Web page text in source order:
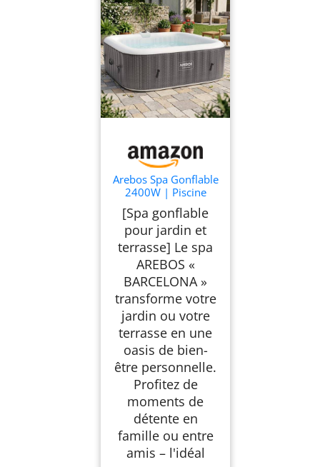
Arebos Spa Gonflable
2400W | Piscine
d'extérieur | pour 6
Personnes
185x185cm | 130
Buses de Massage |
910 L avec Chauffage
| Gonflage par
Bouton-Poussoir |
Couverture Incluse
[Spa gonflable
pour jardin et
terrasse] Le spa
AREBOS «
BARCELONA »
transforme votre
jardin ou votre
terrasse en une
oasis de bien-
être personnelle.
Profitez de
moments de
détente en
famille ou entre
amis – l'idéal